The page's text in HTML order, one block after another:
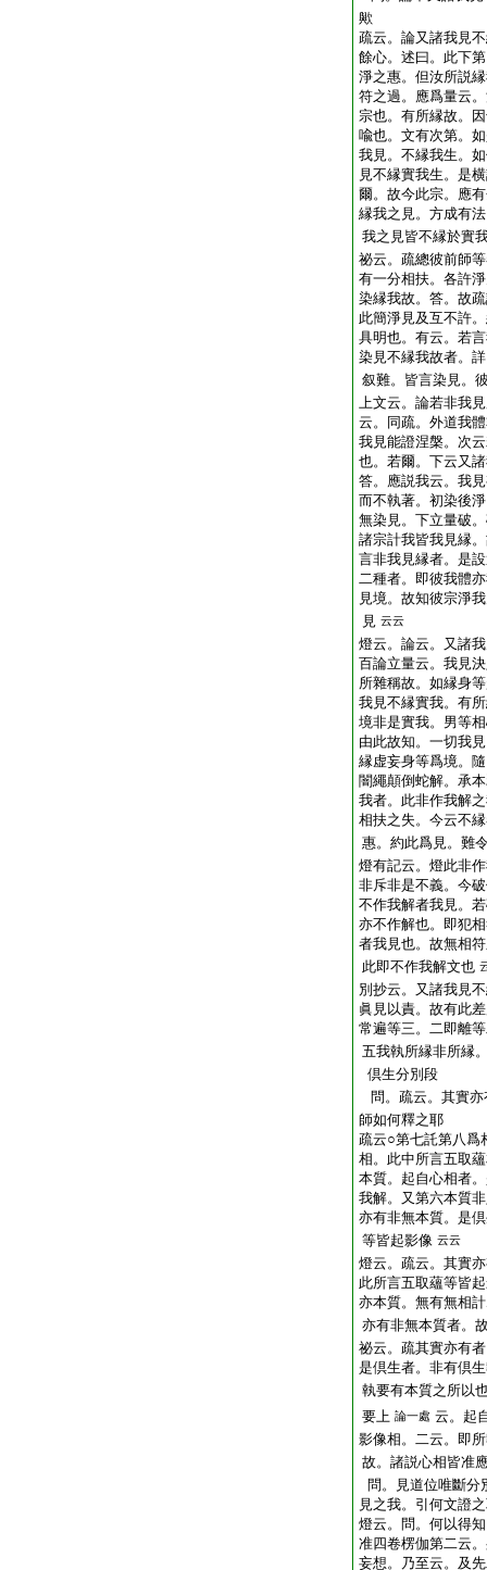
歟
疏云。論又諸我見
餘心。述曰。此下
淨之惠。但汝所説
符之過。應爲量云
宗也。有所縁故。
喩也。文有次第。
我見。不縁我生。
見不縁實我生。是
爾。故今此宗。應
縁我之見。方成有
我之見皆不縁於實
祕云。疏總彼前師
有一分相扶。各許
染縁我故。答。故
此簡淨見及互不許
具明也。有云。若
染見不縁我故者。
叙難。皆言染見。
上文云。論若非我
云。同疏。外道我
我見能證涅槃。次
也。若爾。下云又
答。應説我云。我
而不執著。初染後
無染見。下立量破
諸宗計我皆我見縁
言非我見縁者。是
二種者。即彼我體
見境。故知彼宗淨
見 云云
燈云。論云。又諸
百論立量云。我見
所雜稱故。如縁身
我見不縁實我。有
境非是實我。男等
由此故知。一切我
縁虚妄身等爲境。
闇繩顛倒蛇解。承
我者。此非作我解
相扶之失。今云不
惠。約此爲見。難
燈有記云。燈此非
非斥非是不義。今
不作我解者我見。
亦不作解也。即犯
者我見也。故無相
此即不作我解文也
別抄云。又諸我見
眞見以責。故有此
常遍等三。二即離
五我執所縁非所縁
倶生分別段
問。疏云。其實
師如何釋之耶
疏云○第七託第八爲
相。此中所言五取
本質。起自心相者
我解。又第六本質
亦有非無本質。是
等皆起影像 云云
燈云。疏云。其實
此所言五取蘊等皆
亦本質。無有無相
亦有非無本質者。
祕云。疏其實亦有
是倶生者。非有倶
執要有本質之所以
要上 論一處 云。起
影像相。二云。即
故。諸説心相皆准
問。見道位唯斷分
見之我。引何文證
燈云。問。何以得
准四卷楞伽第二云
妄想。乃至云。及